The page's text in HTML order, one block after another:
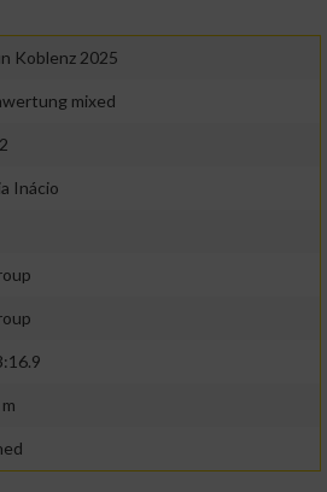
Koblenz 2025
mixed
Inácio